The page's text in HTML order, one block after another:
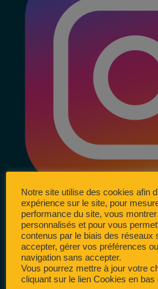
Notre site utilise des cookies afin
expérience sur le site, pour
performance du site, vous
personnalisés et pour vous
contenus par le biais des réseaux
accepter, gérer vos préférences
navigation sans accepter.
Vous pourrez mettre à jour votre
cliquant sur le lien Cookies en bas